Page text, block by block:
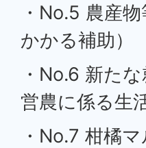
・No.5 農産
かかる補助）
・No.6 新た
営農に係る生
・No.7 柑橘